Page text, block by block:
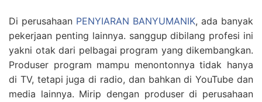
Di perusahaan PENYIARAN BANYUMANIK, ada banyak
pekerjaan penting lainnya. sanggup dibilang profesi ini
yakni otak dari pelbagai program yang dikembangkan.
Produser program mampu menontonnya tidak hanya
di TV, tetapi juga di radio, dan bahkan di YouTube dan
media lainnya. Mirip dengan produser di perusahaan